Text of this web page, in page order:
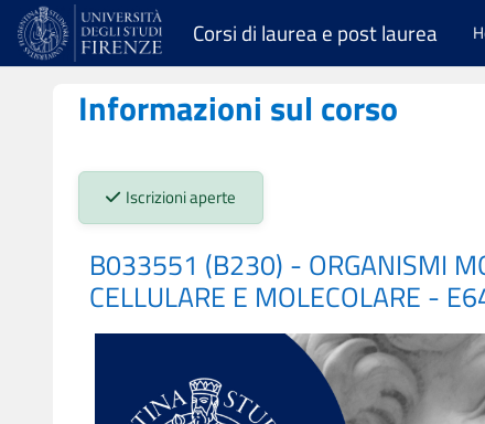
Vai al contenuto principale
Corsi di laurea e post laurea
Informazioni sul corso
Stato iscrizioni:
Iscrizioni aperte
B033551 (B230) - ORGANISMI
CELLULARE E MOLECOLARE -